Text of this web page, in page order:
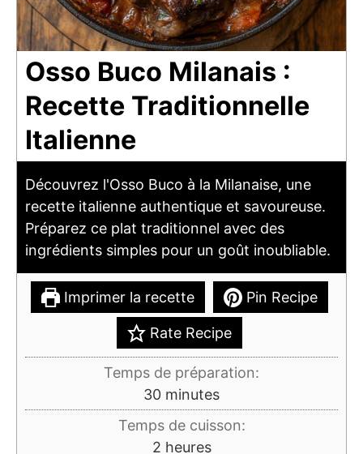
Osso Buco Milanais :
Recette Traditionnelle
Italienne
Découvrez l'Osso Buco à la Milanaise, une
recette italienne authentique et savoureuse.
Préparez ce plat traditionnel avec des
ingrédients simples pour un goût inoubliable.
Imprimer la recette Pin Recipe
Rate Recipe
Temps de préparation:
30minutes
minutes
Temps de cuisson:
2heures
heures